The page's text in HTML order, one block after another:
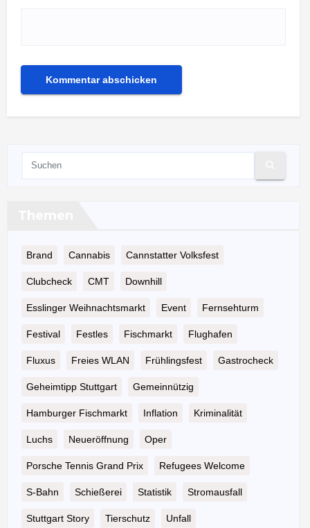
Brand Cannabis Cannstatter Volksfest
Clubcheck CMT Downhill
Esslinger Weihnachtsmarkt Event Fernsehturm
Festival Festles Fischmarkt Flughafen
Fluxus Freies WLAN Frühlingsfest Gastrocheck
Geheimtipp Stuttgart Gemeinnützig
Hamburger Fischmarkt Inflation Kriminalität
Luchs Neueröffnung Oper
Porsche Tennis Grand Prix Refugees Welcome
S-Bahn Schießerei Statistik Stromausfall
Stuttgart Story Tierschutz Unfall